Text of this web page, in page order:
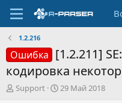
1.2.216
Ошибка [1.2.211]
кодировка
А
Support
Д
29 Май 2018